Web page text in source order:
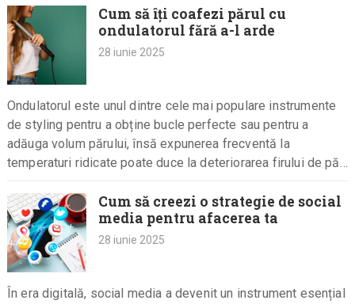
Cum să îți coafezi părul cu
ondulatorul fără a-l arde
28 iunie 2025
Ondulatorul este unul dintre cele mai populare instrumente
de styling pentru a obține bucle perfecte sau pentru a
adăuga volum părului, însă expunerea frecventă la
temperaturi ridicate poate duce la deteriorarea firului de păr,
Cum să creezi o strategie de social
media pentru afacerea ta
28 iunie 2025
În era digitală, social media a devenit un instrument esențial